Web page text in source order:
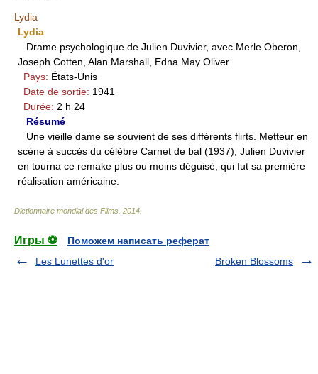
Lydia
Lydia
Drame psychologique de Julien Duvivier, avec Merle Oberon,
Joseph Cotten, Alan Marshall, Edna May Oliver.
Pays: États-Unis
Date de sortie: 1941
Durée: 2 h 24
Résumé
Une vieille dame se souvient de ses différents flirts. Metteur en
scène à succès du célèbre Carnet de bal (1937), Julien Duvivier
en tourna ce remake plus ou moins déguisé, qui fut sa première
réalisation américaine.
Dictionnaire mondial des Films 2014
Игры ⚽
Поможем написать реферат
Les Lunettes d'or
Broken Blossoms